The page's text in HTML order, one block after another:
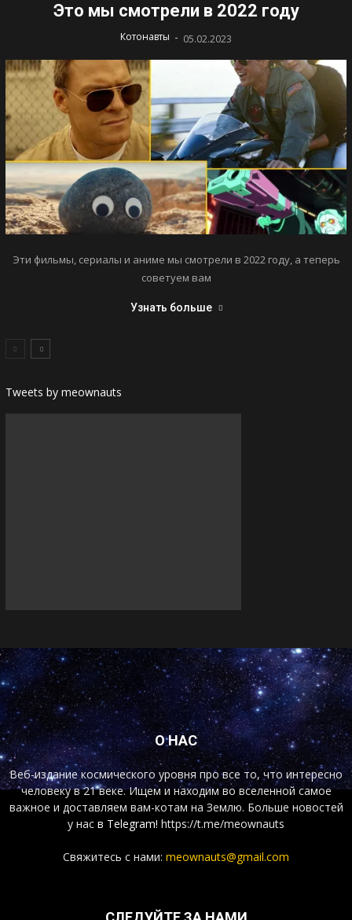
Это мы смотрели в 2022 году
Котонавты - 05.02.2023
Эти фильмы, сериалы и аниме мы смотрели в 2022 году, а теперь
советуем вам
Узнать больше
Tweets by meownauts
О НАС
Веб-издание космического уровня про все то, что интересно
человеку в 21 веке. Ищем и находим во вселенной самое
важное и доставляем вам-котам на Землю. Больше новостей
у нас в Telegram! https://t.me/meownauts
Свяжитесь с нами: meownauts@gmail.com